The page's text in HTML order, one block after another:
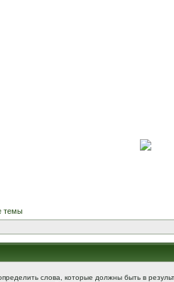
темы
слова, которые должны быть в